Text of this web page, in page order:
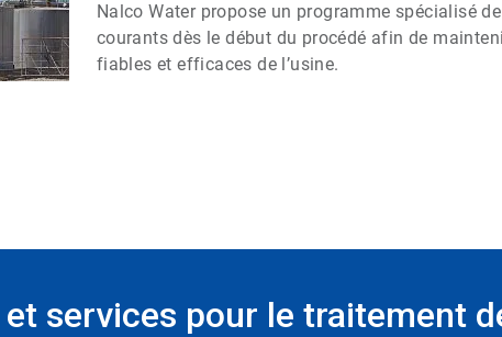
Nalco Water propose un programme spécialisé
courants dès le début du procédé afin de
fiables et efficaces de l’usine.
services pour le traitement